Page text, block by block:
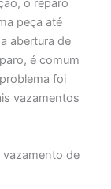
o reparo
peça até
abertura de
é comum
foi
vazamentos
vazamento de